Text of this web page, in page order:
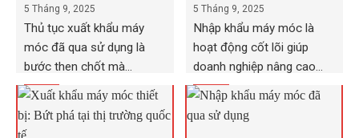
tiết cho DN
5 Tháng 9, 2025
Thủ tục xuất khẩu máy
móc đã qua sử dụng là
bước then chốt mà...
cho doanh nghiệp
5 Tháng 9, 2025
Nhập khẩu máy móc là
hoạt động cốt lõi giúp
doanh nghiệp nâng cao
năng...